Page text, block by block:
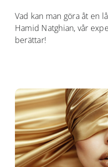
Vad kan man göra åt en
Hamid Natghian, vår
berättar!